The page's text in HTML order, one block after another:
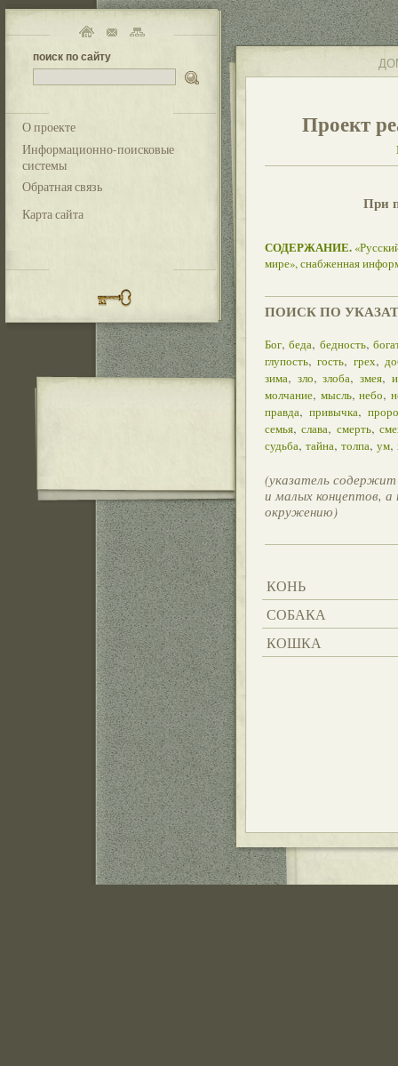
поиск по сайту
О проекте
Информационно-поисковые
системы
Обратная связь
Карта сайта
Проект
При
СОДЕРЖАНИЕ.
мире», снабженная
ПОИСК ПО
Бог,беда, бедность,
глупость,гость, грех,
зима, зло,злоба,змея,
молчание, мысль,небо,
правда,привычка,
семья,слава, смерть,
судьба, тайна, толпа, ум,
(указатель содержит
и малых концептов,
окружению)
КОНЬ
СОБАКА
КОШКА